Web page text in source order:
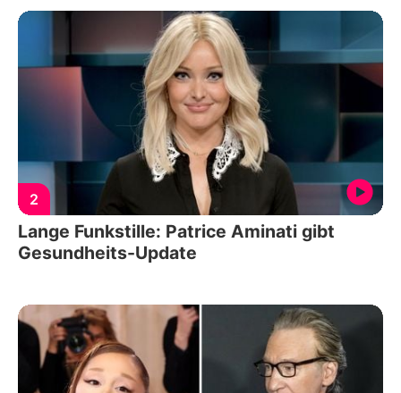
2
Lange Funkstille: Patrice Aminati gibt
Gesundheits-Update